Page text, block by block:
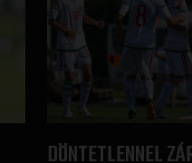
DÖNTETLENNEL